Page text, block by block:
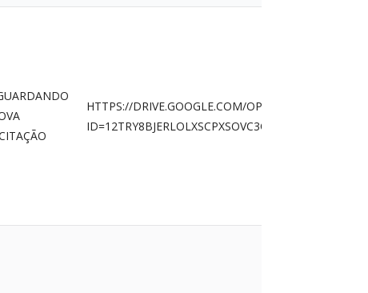
HTTPS://DRIVE.GOOGLE.COM/OPEN?
ID=12TRY8BJERLOLXSCPXSOVC3O3LGWFIA1-